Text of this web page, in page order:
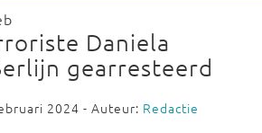
Daniela
gearresteerd
2024 - Auteur: Redactie